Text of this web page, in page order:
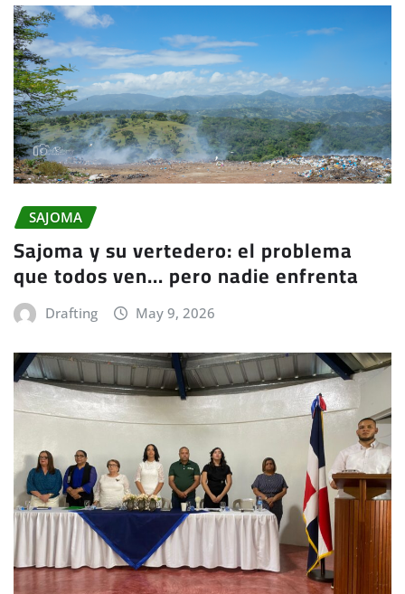
SAJOMA
Sajoma y su vertedero: el problema
que todos ven… pero nadie enfrenta
Drafting May 9, 2026